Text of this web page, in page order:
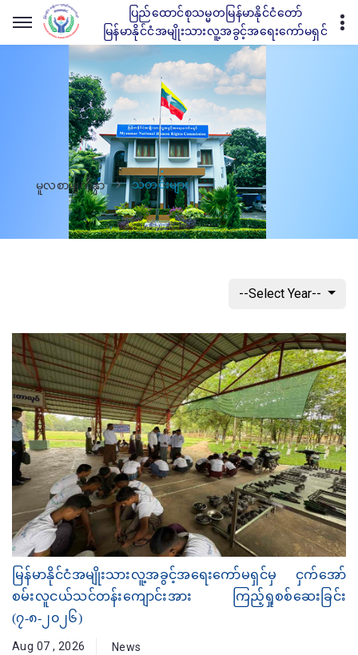
ပြည်ထောင်စုသမ္မတမြန်မာနိုင်ငံတော်
မြန်မာနိုင်ငံအမျိုးသားလူ့အခွင့်အရေးကော်မရှင်
မူလစာမျက်နှာ သတင်းများ
--Select Year--
မြန်မာနိုင်ငံအမျိုးသားလူ့အခွင့်အရေးကော်မရှင်မှ ငှက်အော်
စမ်းလူငယ်သင်တန်းကျောင်းအား ကြည့်ရှုစစ်ဆေးခြင်း
(၇-၈-၂၀၂၆)
Aug 07 , 2026 News